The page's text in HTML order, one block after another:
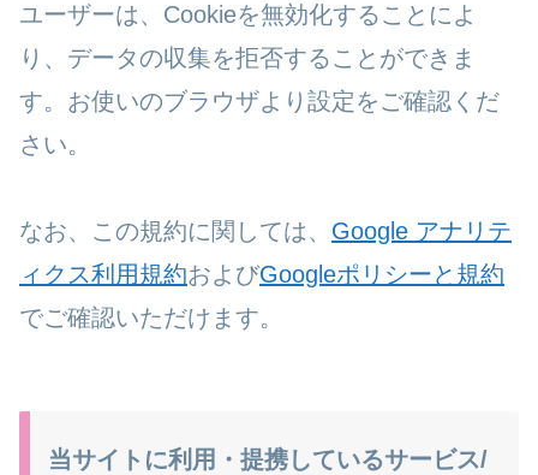
ユーザーは、Cookieを無効化することによ
り、データの収集を拒否することができま
す。お使いのブラウザより設定をご確認くだ
さい。
なお、この規約に関しては、 Google アナリテ
ィクス利用規約およびGoogleポリシーと規約
でご確認いただけます。
当サイトに利用・提携しているサービス/